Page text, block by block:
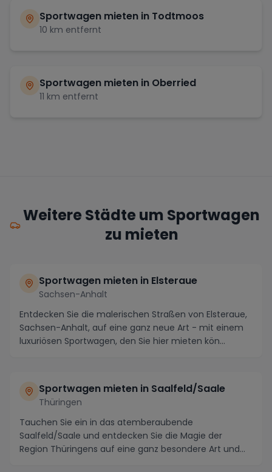
Sportwagen mieten in Todtmoos
10 km entfernt
Sportwagen mieten in Oberried
11 km entfernt
Weitere Städte um Sportwagen
zu mieten
Sportwagen mieten in Elsteraue
Sachsen-Anhalt
Entdecken Sie die malerischen Straßen von Elsteraue,
Sachsen-Anhalt, auf eine ganz neue Art - mit einem
luxuriösen Sportwagen, den Sie hier mieten kön...
Sportwagen mieten in Saalfeld/Saale
Thüringen
Tauchen Sie ein in das atemberaubende
Saalfeld/Saale und entdecken Sie die Magie der
Region Thüringens auf eine ganz besondere Art und